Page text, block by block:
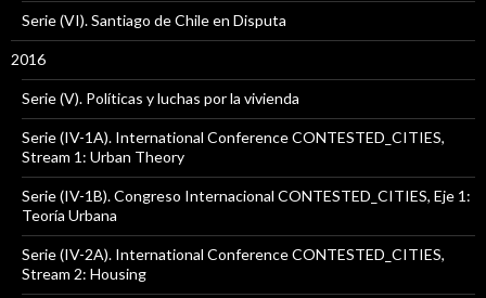
Serie (VI). Santiago de Chile en Disputa
2016
Serie (V). Políticas y luchas por la vivienda
Serie (IV-1A). International Conference CONTESTED_CITIES,
Stream 1: Urban Theory
Serie (IV-1B). Congreso Internacional CONTESTED_CITIES, Eje 1:
Teoría Urbana
Serie (IV-2A). International Conference CONTESTED_CITIES,
Stream 2: Housing